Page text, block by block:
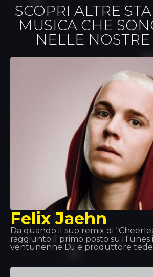
SCOPRI ALTRE
MUSICA CHE
NELLE NOSTRE
Felix Jaehn
Da quando il suo remix di
raggiunto il primo posto su iTunes
ventunenne DJ e produttore
lungimirante. Inoltre, l’enorme